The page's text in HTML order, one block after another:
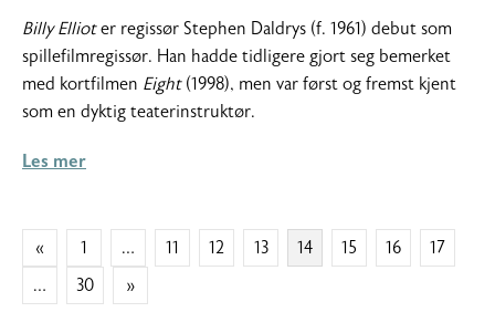
2018
Billy Ellioter regissør Stephen Daldrys (f. 1961) debut som
spillefilmregissør. Han hadde tidligere gjort seg bemerket
med kortfilmen Eight(1998), men var først og fremst kjent
som en dyktig teaterinstruktør.
Les mer
SIDEPAGINERING
« 1 … 11 12 13 14 15 16
17
…
30 »